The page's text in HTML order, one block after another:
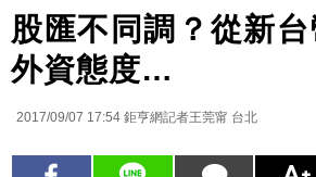
股匯不同調？從新
外資態度…
2017/09/07 17:54 鉅亨網記者王莞甯 台北